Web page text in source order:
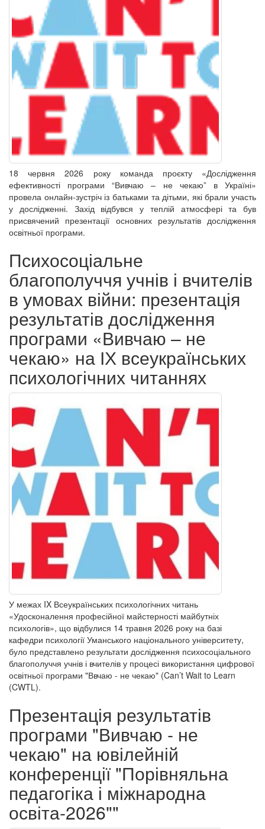
18 червня 2026 року команда проєкту «Дослідження
ефективності програми “Вивчаю – не чекаю” в Україні»
провела онлайн-зустріч із батьками та дітьми, які брали участь
у дослідженні. Захід відбувся у теплій атмосфері та був
присвячений презентації основних результатів дослідження
освітньої програми.
Психосоціальне
благополуччя учнів і вчителів
в умовах війни: презентація
результатів дослідження
програми «Вивчаю – не
чекаю» на ІХ всеукраїнських
психологічних читаннях
У межах IX Всеукраїнських психологічних читань
«Удосконалення професійної майстерності майбутніх
психологів», що відбулися 14 травня 2026 року на базі
кафедри психології Уманського національного університету,
було представлено результати дослідження психосоціального
благополуччя учнів і вчителів у процесі використання цифрової
освітньої програми "Ввчаю - не чекаю" (Can’t Wait to Learn
(CWTL).
Презентація результатів
програми "Вивчаю - не
чекаю" на ювілейній
конференції "Порівняльна
педагогіка і міжнародна
освіта-2026""